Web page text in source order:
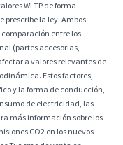
WLTP de forma
la ley. Ambos
entre los
(partes accesorias,
a valores relevantes de
Estos factores,
y la forma de conducción,
de electricidad, las
más información sobre los
CO2 en los nuevos